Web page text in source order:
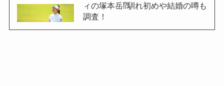
ィの塚本岳⁉︎馴れ初めや結婚の噂も
調査！